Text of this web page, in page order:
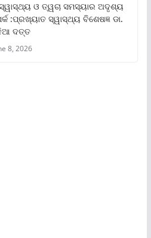
ଓ ତ୍ୱଚା ସମସ୍ୟାର ଅଦୃଶ୍ୟ
:ପ୍ରଖ୍ୟାତ ସ୍ୱାସ୍ଥ୍ୟ ବିଶେଷଜ୍ଞ ଡା.
ଦତ୍ତ
8, 2026